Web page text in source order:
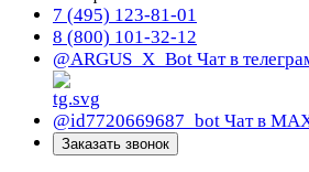
7 (495) 123-81-01
8 (800) 101-32-12
@ARGUS_X_Bot Чат в
@id7720669687_bot Чат в
Заказать звонок